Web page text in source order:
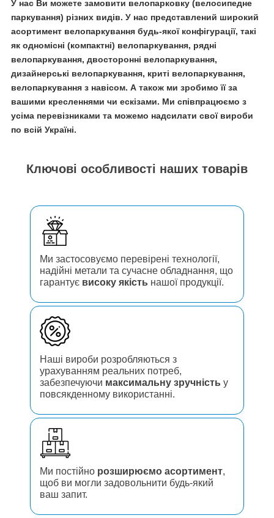
У нас Ви можете замовити велопарковку (велосипедне
паркування) різних видів. У нас представлений широкий
асортимент велопаркування будь-якої конфігурації, такі
як одномісні (компактні) велопаркування, рядні
велопаркування, двосторонні велопаркування,
дизайнерські велопаркування, криті велопаркування,
велопаркування з навісом. А також ми зробимо її за
вашими кресленнями чи ескізами. Ми співпрацюємо з
усіма перевізниками та можемо надсилати свої вироби
по всій Україні.
Ключові особливості наших товарів
Ми застосовуємо перевірені технології,
надійні метали та сучасне обладнання, що
гарантує високу якість нашої продукції.
Наші вироби розробляються з
урахуванням реальних потреб,
забезпечуючи максимальну зручність у
повсякденному використанні.
Ми постійно розширюємо асортимент,
щоб ви могли задовольнити будь-який
ваш запит.